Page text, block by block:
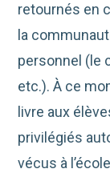
retournés en
la
personnel (le
etc.). À ce
livre aux
privilégiés
vécus à